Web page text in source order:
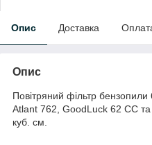
Опис Доставка
Опис
Повітряний фільтр
Atlant 762, GoodLuck 62 CC
куб. см.